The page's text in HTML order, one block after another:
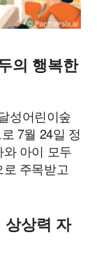
의 행복한
성어린이숲
7월 24일 정
아이 모두
주목받고
상상력 자